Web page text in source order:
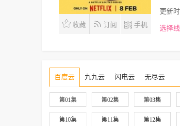
收藏 订阅 手机
更新时
选择
百度云 九九云 闪电云 无尽云
第01集 第02集 第03集
第10集 第11集 第12集